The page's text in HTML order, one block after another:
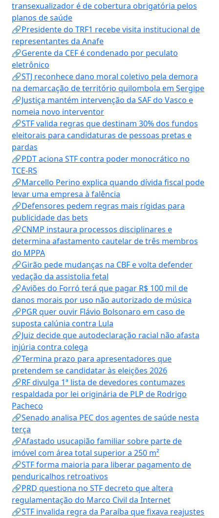
transexualizador é de cobertura obrigatória pelos
planos de saúde
🔗Presidente do TRF1 recebe visita institucional de
representantes da Anafe
🔗Gerente da CEF é condenado por peculato
eletrônico
🔗STJ reconhece dano moral coletivo pela demora
na demarcação de território quilombola em Sergipe
🔗Justiça mantém intervenção da SAF do Vasco e
nomeia novo interventor
🔗STF valida regras que destinam 30% dos fundos
eleitorais para candidaturas de pessoas pretas e
pardas
🔗PDT aciona STF contra poder monocrático no
TCE-RS
🔗Marcello Perino explica quando dívida fiscal pode
levar uma empresa à falência
🔗Defensores pedem regras mais rígidas para
publicidade das bets
🔗CNMP instaura processos disciplinares e
determina afastamento cautelar de três membros
do MPPA
🔗Girão pede mudanças na CBF e volta defender
vedação da assistolia fetal
🔗Aviões do Forró terá que pagar R$ 100 mil de
danos morais por uso não autorizado de música
🔗PGR quer ouvir Flávio Bolsonaro em caso de
suposta calúnia contra Lula
🔗Juiz decide que autodeclaração racial não afasta
injúria contra colega
🔗Termina prazo para apresentadores que
pretendem se candidatar às eleições 2026
🔗RF divulga 1ª lista de devedores contumazes
respaldada por lei originária de PLP de Rodrigo
Pacheco
🔗Senado analisa PEC dos agentes de saúde nesta
terça
🔗Afastado usucapião familiar sobre parte de
imóvel com área total superior a 250 m²
🔗STF forma maioria para liberar pagamento de
penduricalhos retroativos
🔗PRD questiona no STF decreto que altera
regulamentação do Marco Civil da Internet
🔗STF invalida regra da Paraíba que fixava reajustes